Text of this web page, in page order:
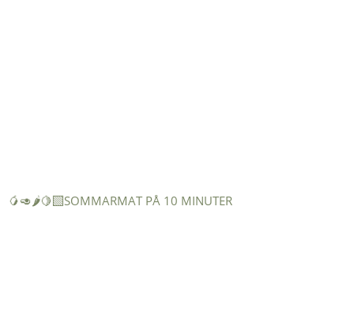
🥭🥑🌶️🍋‍🟩SOMMARMAT PÅ 10 MINUTER